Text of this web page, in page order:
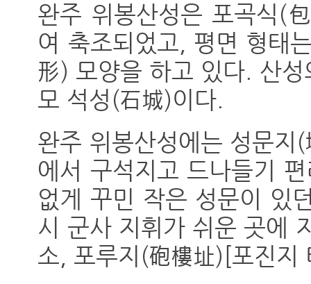
완주 위봉산성은 포곡식(
여 축조되었고, 평면 형태
形) 모양을 하고 있다. 산
모 석성(石城)이다.
완주 위봉산성에는 성문
에서 구석지고 드나들기
없게 꾸민 작은 성문이 있
시 군사 지휘가 쉬운 곳에
소, 포루지(砲樓址)[포진